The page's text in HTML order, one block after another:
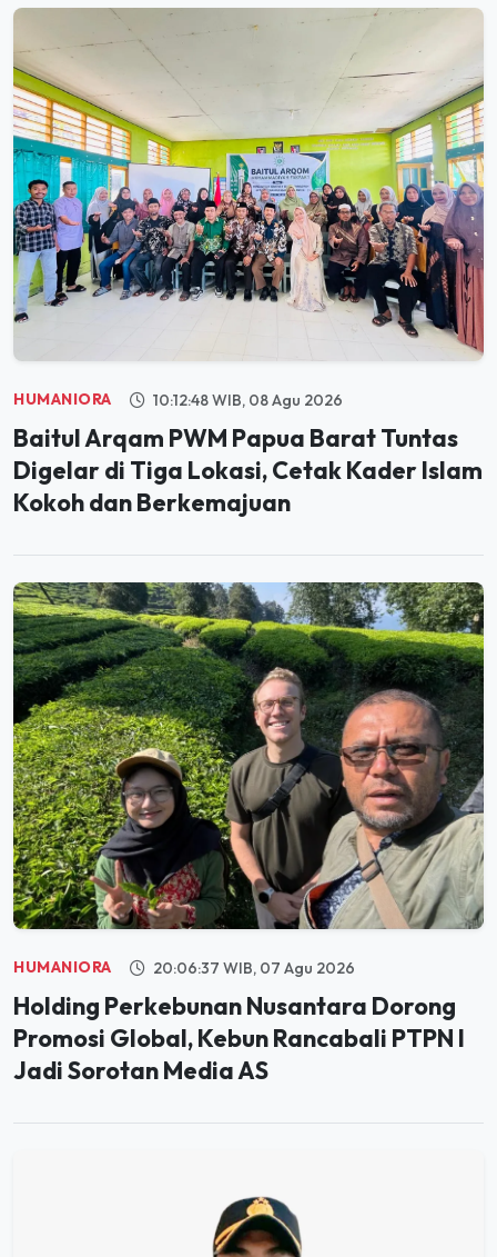
HUMANIORA 10:12:48 WIB, 08 Agu 2026
Baitul Arqam PWM Papua Barat Tuntas
Digelar di Tiga Lokasi, Cetak Kader Islam
Kokoh dan Berkemajuan
HUMANIORA 20:06:37 WIB, 07 Agu 2026
Holding Perkebunan Nusantara Dorong
Promosi Global, Kebun Rancabali PTPN I
Jadi Sorotan Media AS